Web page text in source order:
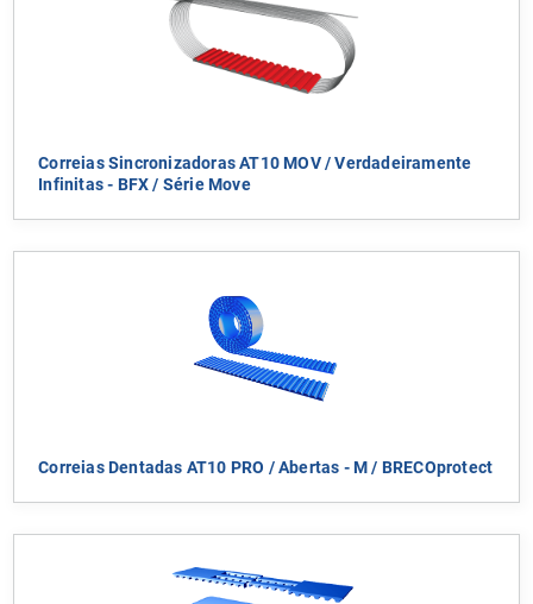
Correias Sincronizadoras AT10 MOV / Verdadeiramente
Infinitas - BFX / Série Move
Correias Dentadas AT10 PRO / Abertas - M / BRECOprotect